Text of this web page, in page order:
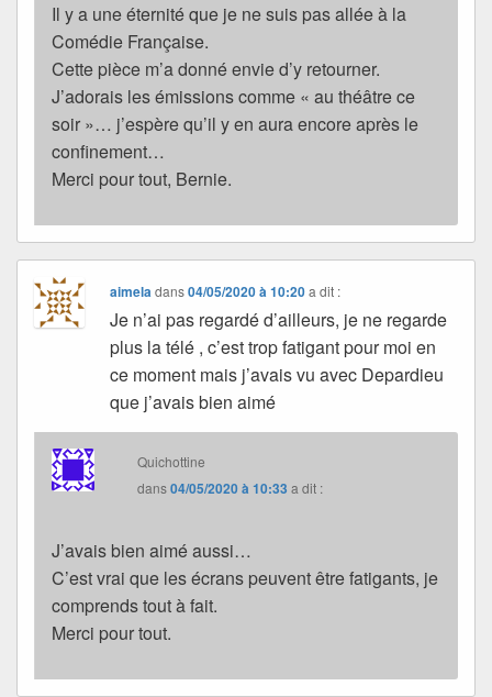
Il y a une éternité que je ne suis pas allée à la
Comédie Française.
Cette pièce m’a donné envie d’y retourner.
J’adorais les émissions comme « au théâtre ce
soir »… j’espère qu’il y en aura encore après le
confinement…
Merci pour tout, Bernie.
aimeladans04/05/2020 à 10:20 a dit :
Je n’ai pas regardé d’ailleurs, je ne regarde
plus la télé , c’est trop fatigant pour moi en
ce moment mais j’avais vu avec Depardieu
que j’avais bien aimé
Quichottine
dans04/05/2020 à 10:33 a dit :
J’avais bien aimé aussi…
C’est vrai que les écrans peuvent être fatigants, je
comprends tout à fait.
Merci pour tout.